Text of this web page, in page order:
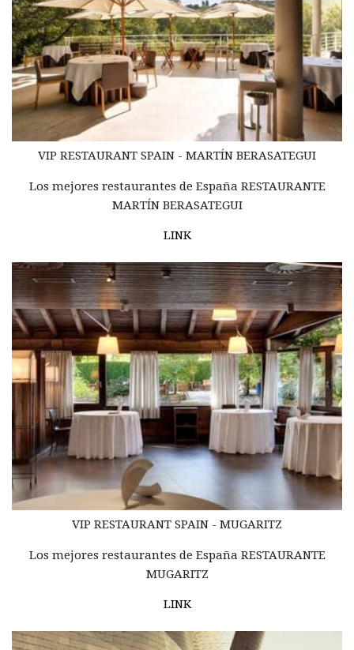
VIP RESTAURANT SPAIN - MARTÍN BERASATEGUI
Los mejores restaurantes de España RESTAURANTE
MARTÍN BERASATEGUI
LINK
VIP RESTAURANT SPAIN - MUGARITZ
Los mejores restaurantes de España RESTAURANTE
MUGARITZ
LINK